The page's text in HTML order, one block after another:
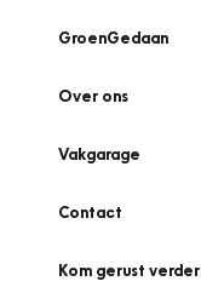
GroenGedaan
Over ons
Vakgarage
Contact
Kom gerust verder